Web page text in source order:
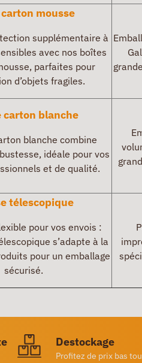
mousse
supplémentaire à
avec nos boîtes
parfaites pour
d’objets fragiles.
carton blanche
blanche combine
idéale pour vos
et de qualité.
télescopique
pour vos envois :
s’adapte à la
pour un emballage
sécurisé.
Destockage
Profitez de prix bas